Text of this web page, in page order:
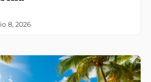
8, 2026